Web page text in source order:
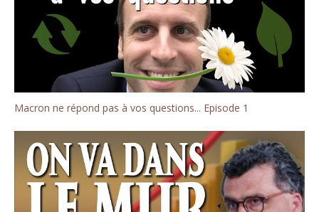
Macron ne répond pas à vos questions... Episode 1